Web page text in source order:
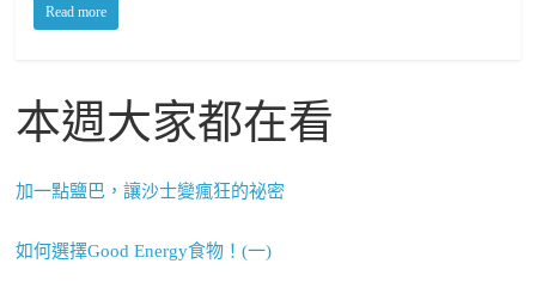
Read more
本週大家都在看
加一點鹽巴，讓沙士變瘋狂的祕密
如何選擇Good Energy食物！(一)